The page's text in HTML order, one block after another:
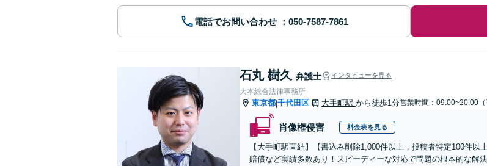
電話でお問い合わせ
石丸 樹久 弁護士 インタビューを見る
大本総合法律事務所
東京都|千代田区 大手町駅 から徒歩1分営業時間：09:00~20:00（
肖像権侵害 料金表を見る
【大手町駅直結】【書込み削除1,000件以上，投稿者特定100件
賠償など実績多数あり！スピーディーな対応で問題の根本的な解